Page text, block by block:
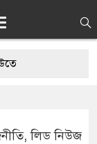
,লিড নিউজ